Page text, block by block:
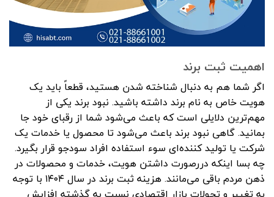
اهمیت ثبت برند
اگر شما هم به دنبال شناخته شدن هستید، قطعاً باید یک
هویت خاص به نام برند داشته باشید. نبود برند یکی از
مهم‌ترین دلایلی است که باعث می‌شود شما از رقبای خود جا
بمانید. گاهی نبود برند باعث می‌شود تا محصول یا خدمات یک
شرکت یا تولید کننده‌ای سوء استفاده افراد سودجو قرار بگیرد.
چه بسا اینکه دررصورت داشتن هویت، خدمات و محصولات در
ذهن مردم باقی می‌مانند. هزینه ثبت برند در سال ۱۴۰۴ با توجه